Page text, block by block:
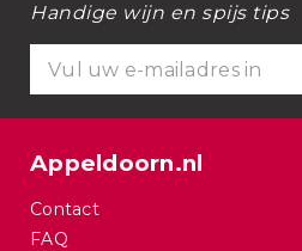
Handige wijn en spijs tips
Appeldoorn.nl
Contact
FAQ